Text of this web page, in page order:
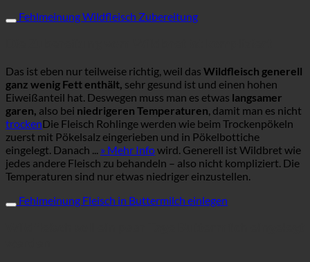
Fehlmeinung Wildfleisch Zubereitung
Das ist eben nur teilweise richtig, weil das Wildfleisch generell
ganz wenig Fett enthält, sehr gesund ist und einen hohen
Eiweißanteil hat. Deswegen muss man es etwas langsamer
garen, also bei niedrigeren Temperaturen, damit man es nicht
trockenDie Fleisch Rohlinge werden wie beim Trockenpökeln
zuerst mit Pökelsalz eingerieben und in Pökelbottiche
eingelegt. Danach ... » Mehr Infowird. Generell ist Wildbret wie
jedes andere Fleisch zu behandeln – also nicht kompliziert. Die
Temperaturen sind nur etwas niedriger einzustellen.
Fehlmeinung Fleisch in Buttermilch einlegen